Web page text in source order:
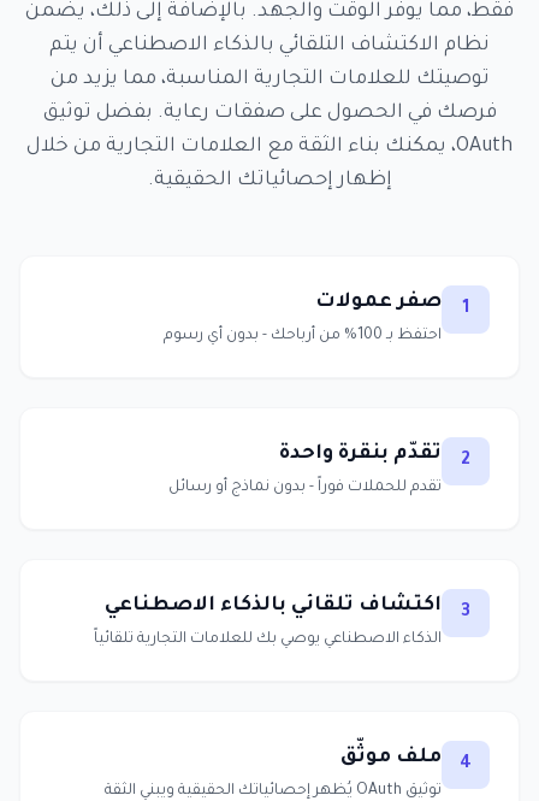
فقط، مما يوفر الوقت والجهد. بالإضافة إلى ذلك، يضمن
نظام الاكتشاف التلقائي بالذكاء الاصطناعي أن يتم
توصيتك للعلامات التجارية المناسبة، مما يزيد من
فرصك في الحصول على صفقات رعاية. بفضل توثيق
OAuth، يمكنك بناء الثقة مع العلامات التجارية من خلال
إظهار إحصائياتك الحقيقية.
1 صفر عمولات
احتفظ بـ 100% من أرباحك - بدون أي رسوم
2 تقدّم بنقرة واحدة
تقدم للحملات فوراً - بدون نماذج أو رسائل
3 اكتشاف تلقائي بالذكاء الاصطناعي
الذكاء الاصطناعي يوصي بك للعلامات التجارية تلقائياً
4 ملف موثّق
توثيق OAuth يُظهر إحصائياتك الحقيقية ويبني الثقة